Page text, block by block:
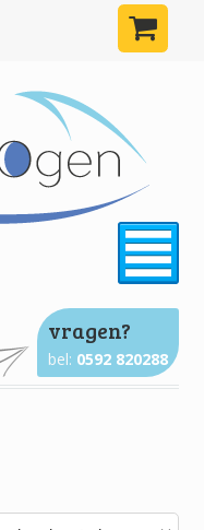
²
vragen?
bel: 0592 820288